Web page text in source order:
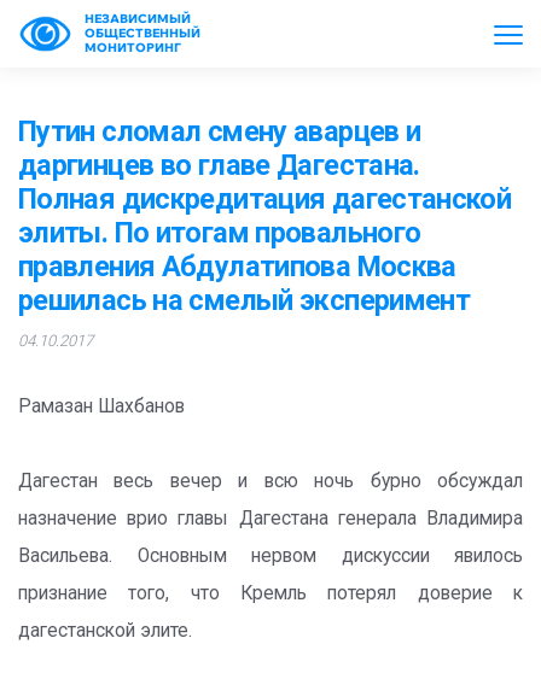
НЕЗАВИСИМЫЙ
ОБЩЕСТВЕННЫЙ
МОНИТОРИНГ
Путин сломал смену аварцев и
даргинцев во главе Дагестана.
Полная дискредитация дагестанской
элиты. По итогам провального
правления Абдулатипова Москва
решилась на смелый эксперимент
04.10.2017
Рамазан Шахбанов
Дагестан весь вечер и всю ночь бурно обсуждал
назначение врио главы Дагестана генерала Владимира
Васильева. Основным нервом дискуссии явилось
признание того, что Кремль потерял доверие к
дагестанской элите.